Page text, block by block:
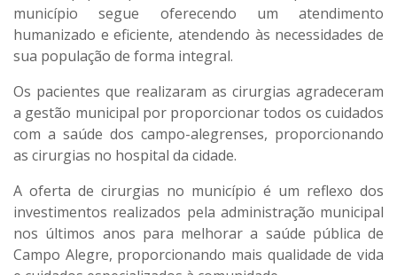
município segue oferecendo um atendimento
humanizado e eficiente, atendendo às necessidades de
sua população de forma integral.
Os pacientes que realizaram as cirurgias agradeceram
a gestão municipal por proporcionar todos os cuidados
com a saúde dos campo-alegrenses, proporcionando
as cirurgias no hospital da cidade.
A oferta de cirurgias no município é um reflexo dos
investimentos realizados pela administração municipal
nos últimos anos para melhorar a saúde pública de
Campo Alegre, proporcionando mais qualidade de vida